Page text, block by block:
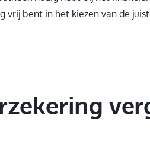
vrij bent in het kiezen van de